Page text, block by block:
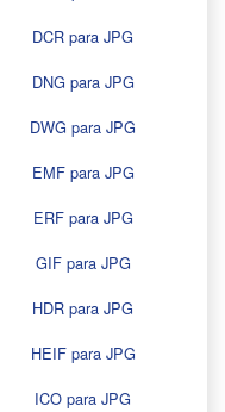
DCR para JPG
DNG para JPG
DWG para JPG
EMF para JPG
ERF para JPG
GIF para JPG
HDR para JPG
HEIF para JPG
ICO para JPG